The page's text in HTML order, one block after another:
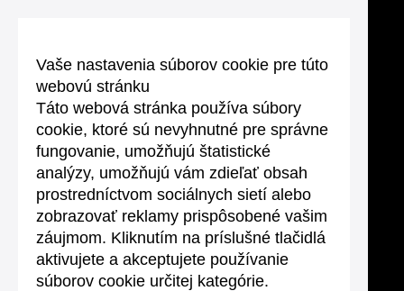
Vaše nastavenia súborov cookie pre túto
webovú stránku
Táto webová stránka používa súbory
cookie, ktoré sú nevyhnutné pre správne
fungovanie, umožňujú štatistické
analýzy, umožňujú vám zdieľať obsah
prostredníctvom sociálnych sietí alebo
zobrazovať reklamy prispôsobené vašim
záujmom. Kliknutím na príslušné tlačidlá
aktivujete a akceptujete používanie
súborov cookie určitej kategórie.